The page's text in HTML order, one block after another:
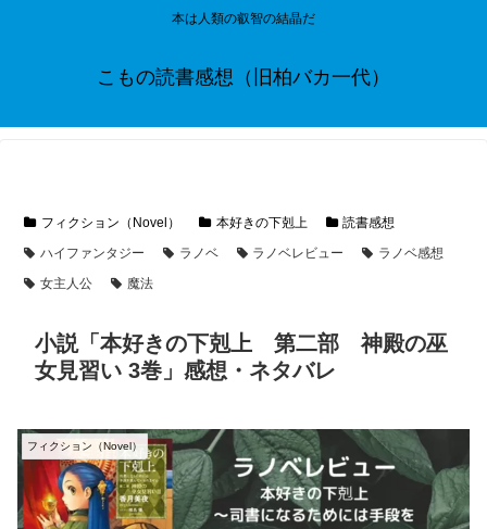
本は人類の叡智の結晶だ
こもの読書感想（旧柏バカ一代）
フィクション（Novel） 本好きの下剋上
読書感想
ハイファンタジー
ラノベ ラノベレビュー
ラノベ感想
女主人公
魔法
小説「本好きの下剋上 第二部 神殿の巫
女見習い 3巻」感想・ネタバレ
フィクション（Novel）